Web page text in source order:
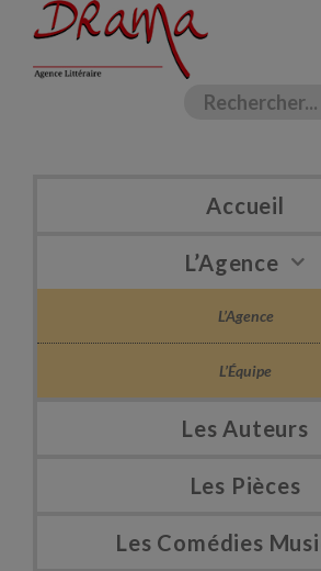
Accueil
L’Agence
L’Agence
L’Équipe
Les Auteurs
Les Pièces
Les Comédies